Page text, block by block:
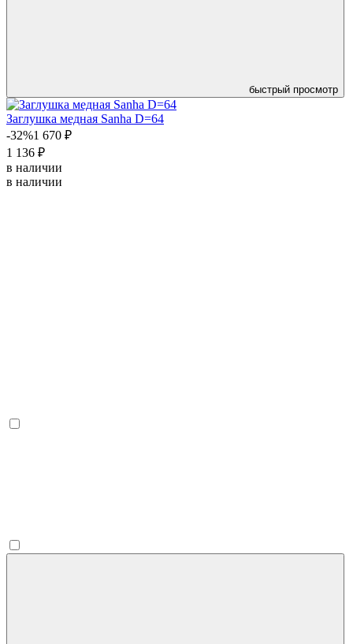
быстрый просмотр
Заглушка медная Sanha D=64
-32%1 670 ₽
1 136 ₽
в наличии
в наличии